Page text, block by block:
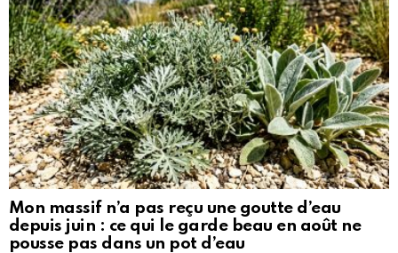
Mon massif n’a pas reçu une goutte d’eau
depuis juin : ce qui le garde beau en août ne
pousse pas dans un pot d’eau